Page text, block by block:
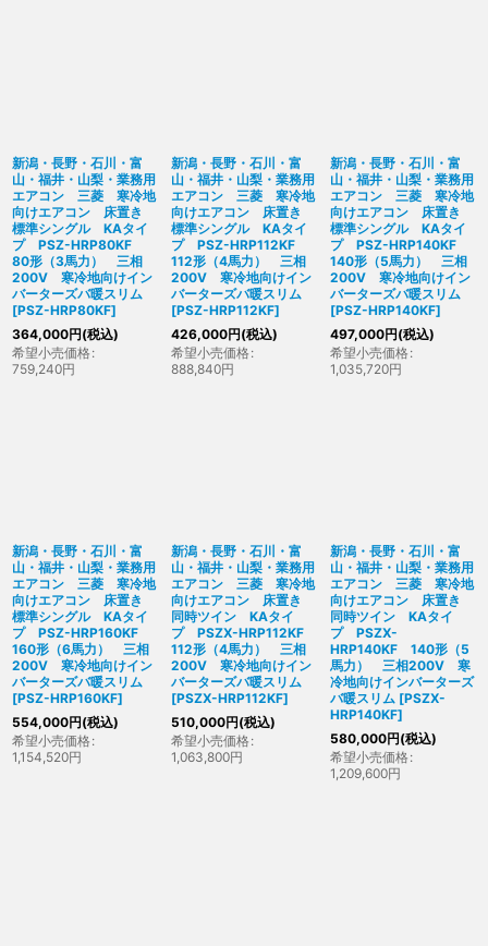
新潟・長野・石川・富
山・福井・山梨・業務用
エアコン 三菱 寒冷地
向けエアコン 床置き
標準シングル KAタイ
プ PSZ-HRP80KF
80形（3馬力） 三相
200V 寒冷地向けイン
バーターズバ暖スリム
[PSZ-HRP80KF]
364,000円(税込)
希望小売価格 :
759,240円
新潟・長野・石川・富
山・福井・山梨・業務用
エアコン 三菱 寒冷地
向けエアコン 床置き
標準シングル KAタイ
プ PSZ-HRP112KF
112形（4馬力） 三相
200V 寒冷地向けイン
バーターズバ暖スリム
[PSZ-HRP112KF]
426,000円(税込)
希望小売価格 :
888,840円
新潟・長野・石川・富
山・福井・山梨・業務用
エアコン 三菱 寒冷地
向けエアコン 床置き
標準シングル KAタイ
プ PSZ-HRP140KF
140形（5馬力） 三相
200V 寒冷地向けイン
バーターズバ暖スリム
[PSZ-HRP140KF]
497,000円(税込)
希望小売価格 :
1,035,720円
新潟・長野・石川・富
山・福井・山梨・業務用
エアコン 三菱 寒冷地
向けエアコン 床置き
標準シングル KAタイ
プ PSZ-HRP160KF
160形（6馬力） 三相
200V 寒冷地向けイン
バーターズバ暖スリム
[PSZ-HRP160KF]
554,000円(税込)
希望小売価格 :
1,154,520円
新潟・長野・石川・富
山・福井・山梨・業務用
エアコン 三菱 寒冷地
向けエアコン 床置き
同時ツイン KAタイ
プ PSZX-HRP112KF
112形（4馬力） 三相
200V 寒冷地向けイン
バーターズバ暖スリム
[PSZX-HRP112KF]
510,000円(税込)
希望小売価格 :
1,063,800円
新潟・長野・石川・富
山・福井・山梨・業務用
エアコン 三菱 寒冷地
向けエアコン 床置き
同時ツイン KAタイ
プ PSZX-
HRP140KF 140形（5
馬力） 三相200V 寒
冷地向けインバーターズ
バ暖スリム [PSZX-
HRP140KF]
580,000円(税込)
希望小売価格 :
1,209,600円